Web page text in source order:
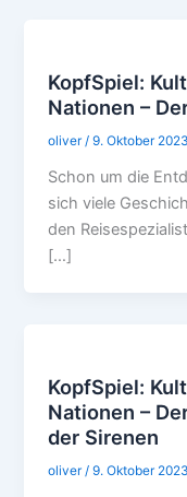
KopfSpiel:
Nationen –
oliver/9. Oktober 2023
Schon um die
sich viele
den
[…]
KopfSpiel:
Nationen –
der Sirenen
oliver/9. Oktober 2023